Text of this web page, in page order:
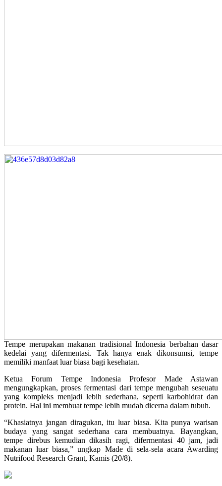
Tempe merupakan makanan tradisional Indonesia berbahan dasar
kedelai yang difermentasi. Tak hanya enak dikonsumsi, tempe
memiliki manfaat luar biasa bagi kesehatan.
Ketua Forum Tempe Indonesia Profesor Made Astawan
mengungkapkan, proses fermentasi dari tempe mengubah seseuatu
yang kompleks menjadi lebih sederhana, seperti karbohidrat dan
protein. Hal ini membuat tempe lebih mudah dicerna dalam tubuh.
“Khasiatnya jangan diragukan, itu luar biasa. Kita punya warisan
budaya yang sangat sederhana cara membuatnya. Bayangkan,
tempe direbus kemudian dikasih ragi, difermentasi 40 jam, jadi
makanan luar biasa,” ungkap Made di sela-sela acara Awarding
Nutrifood Research Grant, Kamis (20/8).